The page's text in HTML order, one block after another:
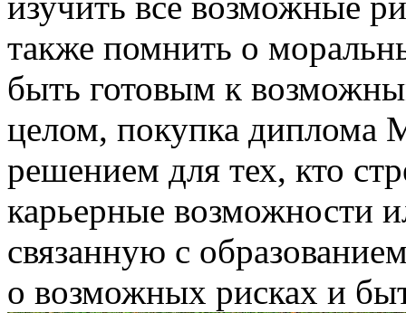
также помнить о
быть готовым к
целом, покупка
решением для тех, кто
карьерные возможности
связанную с
о возможных рисках и